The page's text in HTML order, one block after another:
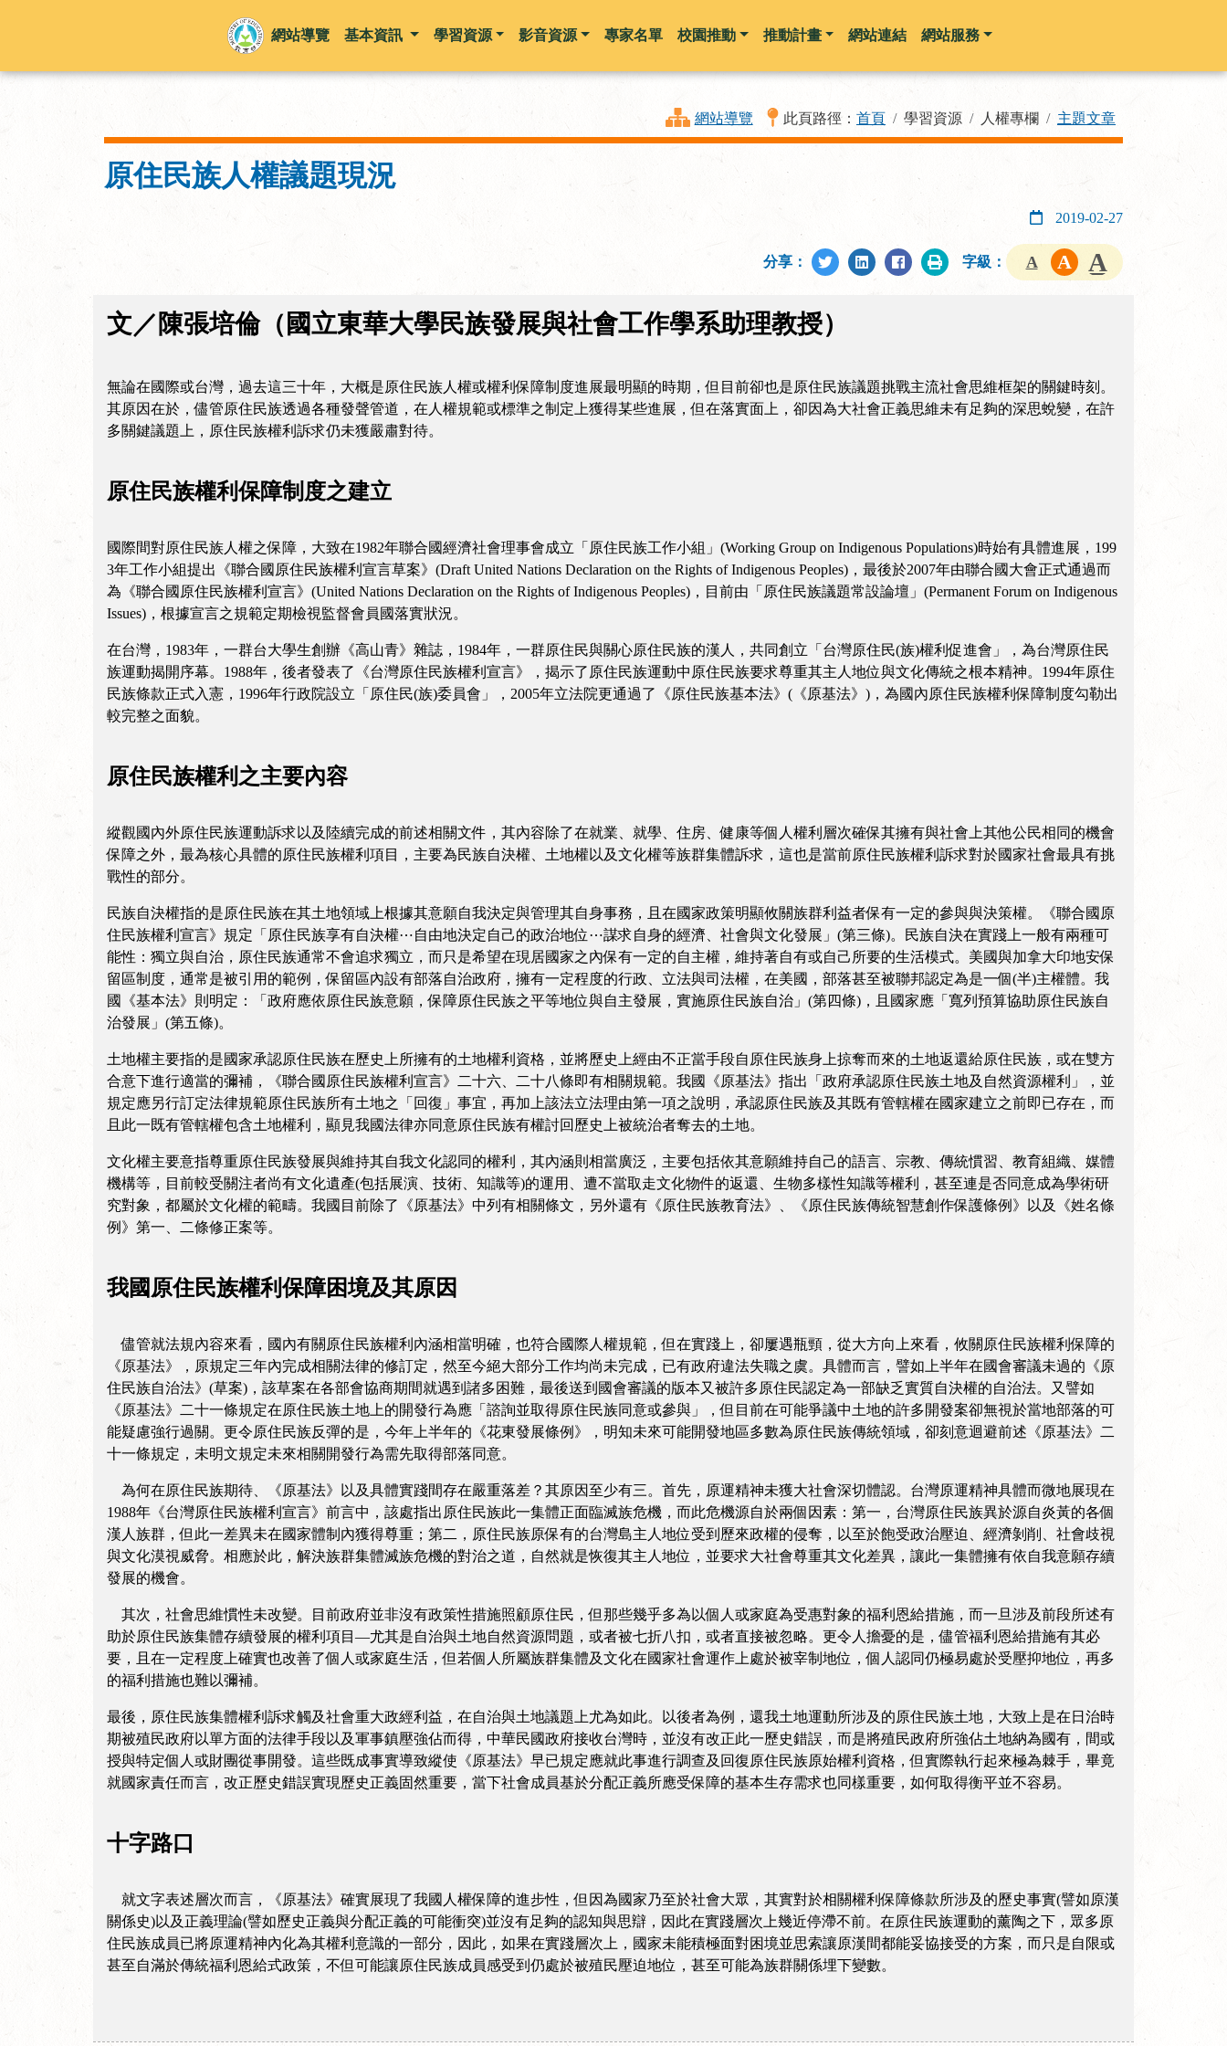
跳到主要內容
網站導覽 基本資訊 學習資源 影音資源 專家名單 校園推動 推動計畫 網站連結 網站服務
網站導覽 此頁路徑： 首頁 學習資源 人權專欄 主題文章
原住民族人權議題現況
2019-02-27
分享： 字級：
文／陳張培倫（國立東華大學民族發展與社會工作學系助理教授）
無論在國際或台灣，過去這三十年，大概是原住民族人權或權利保障制度進展最明顯的時期，但目前卻也是原住民族議題挑戰主流社會思維框架的關鍵時刻。
其原因在於，儘管原住民族透過各種發聲管道，在人權規範或標準之制定上獲得某些進展，但在落實面上，卻因為大社會正義思維未有足夠的深思蛻變，在許
多關鍵議題上，原住民族權利訴求仍未獲嚴肅對待。
原住民族權利保障制度之建立
國際間對原住民族人權之保障，大致在1982年聯合國經濟社會理事會成立「原住民族工作小組」(Working Group on Indigenous Populations)時始有具體進展，199
3年工作小組提出《聯合國原住民族權利宣言草案》(Draft United Nations Declaration on the Rights of Indigenous Peoples)，最後於2007年由聯合國大會正式通過而
為《聯合國原住民族權利宣言》(United Nations Declaration on the Rights of Indigenous Peoples)，目前由「原住民族議題常設論壇」(Permanent Forum on Indigenous
Issues)，根據宣言之規範定期檢視監督會員國落實狀況。
在台灣，1983年，一群台大學生創辦《高山青》雜誌，1984年，一群原住民與關心原住民族的漢人，共同創立「台灣原住民(族)權利促進會」，為台灣原住民
族運動揭開序幕。1988年，後者發表了《台灣原住民族權利宣言》，揭示了原住民族運動中原住民族要求尊重其主人地位與文化傳統之根本精神。1994年原住
民族條款正式入憲，1996年行政院設立「原住民(族)委員會」，2005年立法院更通過了《原住民族基本法》(《原基法》)，為國內原住民族權利保障制度勾勒出
較完整之面貌。
原住民族權利之主要內容
縱觀國內外原住民族運動訴求以及陸續完成的前述相關文件，其內容除了在就業、就學、住房、健康等個人權利層次確保其擁有與社會上其他公民相同的機會
保障之外，最為核心具體的原住民族權利項目，主要為民族自決權、土地權以及文化權等族群集體訴求，這也是當前原住民族權利訴求對於國家社會最具有挑
戰性的部分。
民族自決權指的是原住民族在其土地領域上根據其意願自我決定與管理其自身事務，且在國家政策明顯攸關族群利益者保有一定的參與與決策權。《聯合國原
住民族權利宣言》規定「原住民族享有自決權⋯自由地決定自己的政治地位⋯謀求自身的經濟、社會與文化發展」(第三條)。民族自決在實踐上一般有兩種可
能性：獨立與自治，原住民族通常不會追求獨立，而只是希望在現居國家之內保有一定的自主權，維持著自有或自己所要的生活模式。美國與加拿大印地安保
留區制度，通常是被引用的範例，保留區內設有部落自治政府，擁有一定程度的行政、立法與司法權，在美國，部落甚至被聯邦認定為是一個(半)主權體。我
國《基本法》則明定：「政府應依原住民族意願，保障原住民族之平等地位與自主發展，實施原住民族自治」(第四條)，且國家應「寬列預算協助原住民族自
治發展」(第五條)。
土地權主要指的是國家承認原住民族在歷史上所擁有的土地權利資格，並將歷史上經由不正當手段自原住民族身上掠奪而來的土地返還給原住民族，或在雙方
合意下進行適當的彌補，《聯合國原住民族權利宣言》二十六、二十八條即有相關規範。我國《原基法》指出「政府承認原住民族土地及自然資源權利」，並
規定應另行訂定法律規範原住民族所有土地之「回復」事宜，再加上該法立法理由第一項之說明，承認原住民族及其既有管轄權在國家建立之前即已存在，而
且此一既有管轄權包含土地權利，顯見我國法律亦同意原住民族有權討回歷史上被統治者奪去的土地。
文化權主要意指尊重原住民族發展與維持其自我文化認同的權利，其內涵則相當廣泛，主要包括依其意願維持自己的語言、宗教、傳統慣習、教育組織、媒體
機構等，目前較受關注者尚有文化遺產(包括展演、技術、知識等)的運用、遭不當取走文化物件的返還、生物多樣性知識等權利，甚至連是否同意成為學術研
究對象，都屬於文化權的範疇。我國目前除了《原基法》中列有相關條文，另外還有《原住民族教育法》、《原住民族傳統智慧創作保護條例》以及《姓名條
例》第一、二條修正案等。
我國原住民族權利保障困境及其原因
儘管就法規內容來看，國內有關原住民族權利內涵相當明確，也符合國際人權規範，但在實踐上，卻屢遇瓶頸，從大方向上來看，攸關原住民族權利保障的
《原基法》，原規定三年內完成相關法律的修訂定，然至今絕大部分工作均尚未完成，已有政府違法失職之虞。具體而言，譬如上半年在國會審議未過的《原
住民族自治法》(草案)，該草案在各部會協商期間就遇到諸多困難，最後送到國會審議的版本又被許多原住民認定為一部缺乏實質自決權的自治法。又譬如
《原基法》二十一條規定在原住民族土地上的開發行為應「諮詢並取得原住民族同意或參與」，但目前在可能爭議中土地的許多開發案卻無視於當地部落的可
能疑慮強行過關。更令原住民族反彈的是，今年上半年的《花東發展條例》，明知未來可能開發地區多數為原住民族傳統領域，卻刻意迴避前述《原基法》二
十一條規定，未明文規定未來相關開發行為需先取得部落同意。
為何在原住民族期待、《原基法》以及具體實踐間存在嚴重落差？其原因至少有三。首先，原運精神未獲大社會深切體認。台灣原運精神具體而微地展現在
1988年《台灣原住民族權利宣言》前言中，該處指出原住民族此一集體正面臨滅族危機，而此危機源自於兩個因素：第一，台灣原住民族異於源自炎黃的各個
漢人族群，但此一差異未在國家體制內獲得尊重；第二，原住民族原保有的台灣島主人地位受到歷來政權的侵奪，以至於飽受政治壓迫、經濟剝削、社會歧視
與文化漠視威脅。相應於此，解決族群集體滅族危機的對治之道，自然就是恢復其主人地位，並要求大社會尊重其文化差異，讓此一集體擁有依自我意願存續
發展的機會。
其次，社會思維慣性未改變。目前政府並非沒有政策性措施照顧原住民，但那些幾乎多為以個人或家庭為受惠對象的福利恩給措施，而一旦涉及前段所述有
助於原住民族集體存續發展的權利項目—尤其是自治與土地自然資源問題，或者被七折八扣，或者直接被忽略。更令人擔憂的是，儘管福利恩給措施有其必
要，且在一定程度上確實也改善了個人或家庭生活，但若個人所屬族群集體及文化在國家社會運作上處於被宰制地位，個人認同仍極易處於受壓抑地位，再多
的福利措施也難以彌補。
最後，原住民族集體權利訴求觸及社會重大政經利益，在自治與土地議題上尤為如此。以後者為例，還我土地運動所涉及的原住民族土地，大致上是在日治時
期被殖民政府以單方面的法律手段以及軍事鎮壓強佔而得，中華民國政府接收台灣時，並沒有改正此一歷史錯誤，而是將殖民政府所強佔土地納為國有，間或
授與特定個人或財團從事開發。這些既成事實導致縱使《原基法》早已規定應就此事進行調查及回復原住民族原始權利資格，但實際執行起來極為棘手，畢竟
就國家責任而言，改正歷史錯誤實現歷史正義固然重要，當下社會成員基於分配正義所應受保障的基本生存需求也同樣重要，如何取得衡平並不容易。
十字路口
就文字表述層次而言，《原基法》確實展現了我國人權保障的進步性，但因為國家乃至於社會大眾，其實對於相關權利保障條款所涉及的歷史事實(譬如原漢
關係史)以及正義理論(譬如歷史正義與分配正義的可能衝突)並沒有足夠的認知與思辯，因此在實踐層次上幾近停滯不前。在原住民族運動的薰陶之下，眾多原
住民族成員已將原運精神內化為其權利意識的一部分，因此，如果在實踐層次上，國家未能積極面對困境並思索讓原漢間都能妥協接受的方案，而只是自限或
甚至自滿於傳統福利恩給式政策，不但可能讓原住民族成員感受到仍處於被殖民壓迫地位，甚至可能為族群關係埋下變數。